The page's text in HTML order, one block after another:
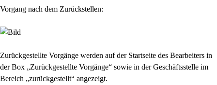
Vorgang nach dem Zurückstellen:
Zurückgestellte Vorgänge werden auf der Startseite des Bearbeiters in
der Box „Zurückgestellte Vorgänge“ sowie in der Geschäftsstelle im
Bereich „zurückgestellt“ angezeigt.